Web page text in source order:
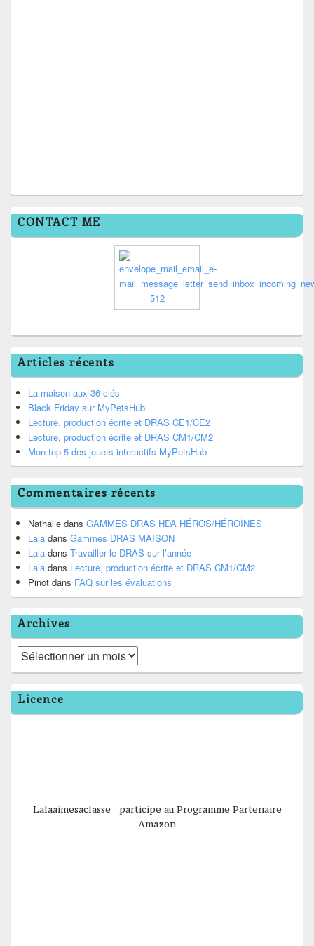
CONTACT ME
Articles récents
La maison aux 36 clés
Black Friday sur MyPetsHub
Lecture, production écrite et DRAS CE1/CE2
Lecture, production écrite et DRAS CM1/CM2
Mon top 5 des jouets interactifs MyPetsHub
Commentaires récents
Nathalie dans GAMMES DRAS HDA HÉROS/HÉROÏNES
Lala dans Gammes DRAS MAISON
Lala dans Travailler le DRAS sur l’année
Lala dans Lecture, production écrite et DRAS CM1/CM2
Pinot dans FAQ sur les évaluations
Archives
Archives
Licence
Lalaaimesaclasse participe au Programme Partenaire
Amazon